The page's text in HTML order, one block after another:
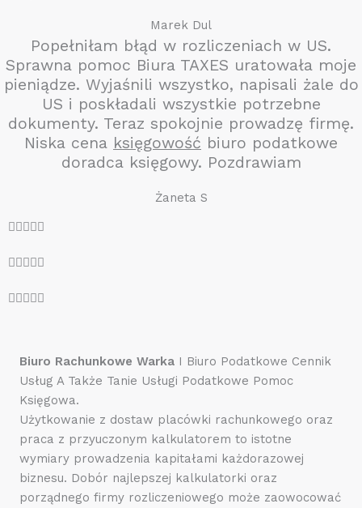
Marek Dul
Popełniłam błąd w rozliczeniach w US.
Sprawna pomoc Biura TAXES uratowała moje
pieniądze. Wyjaśnili wszystko, napisali żale do
US i poskładali wszystkie potrzebne
dokumenty. Teraz spokojnie prowadzę firmę.
Niska cena księgowość biuro podatkowe
doradca księgowy. Pozdrawiam
Żaneta S

5

5
z
5

n
a
5
z
5
Biuro Rachunkowe Warka I Biuro Podatkowe Cennik
Usług A Także Tanie Usługi Podatkowe Pomoc
Księgowa.
Użytkowanie z dostaw placówki rachunkowego oraz
praca z przyuczonym kalkulatorem to istotne
wymiary prowadzenia kapitałami każdorazowej
biznesu. Dobór najlepszej kalkulatorki oraz
porządnego firmy rozliczeniowego może zaowocować